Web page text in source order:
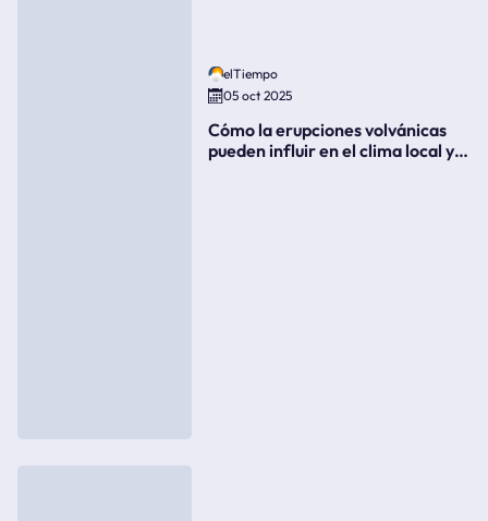
elTiempo
05 oct 2025
Cómo la erupciones volvánicas
pueden influir en el clima local y